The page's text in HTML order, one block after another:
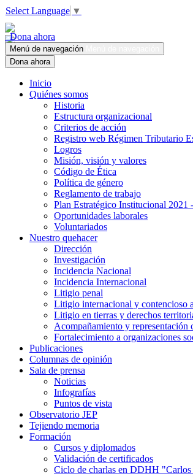
Select Language ▼
Dona ahora
Menú de navegación
Dona ahora
Inicio
Quiénes somos
Historia
Estructura organizacional
Criterios de acción
Registro web Régimen Tributario
Logros
Misión, visión y valores
Código de Ética
Política de género
Reglamento de trabajo
Plan Estratégico Institucional 2021
Oportunidades laborales
Voluntariados
Nuestro quehacer
Dirección
Investigación
Incidencia Nacional
Incidencia Internacional
Litigio penal
Litigio internacional y contencioso
Litigio en tierras y derechos
Acompañamiento y representación
Fortalecimiento a organizaciones
Publicaciones
Columnas de opinión
Sala de prensa
Noticias
Infografías
Puntos de vista
Observatorio JEP
Tejiendo memoria
Formación
Cursos y diplomados
Validación de certificados
Ciclo de charlas en DDHH "Carlos